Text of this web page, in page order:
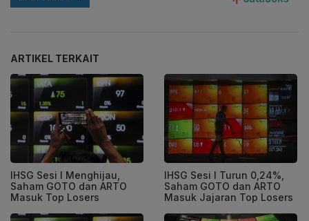
ARTIKEL TERKAIT
IHSG Sesi I Menghijau,
Saham GOTO dan ARTO
Masuk Top Losers
IHSG Sesi I Turun 0,24%,
Saham GOTO dan ARTO
Masuk Jajaran Top Losers